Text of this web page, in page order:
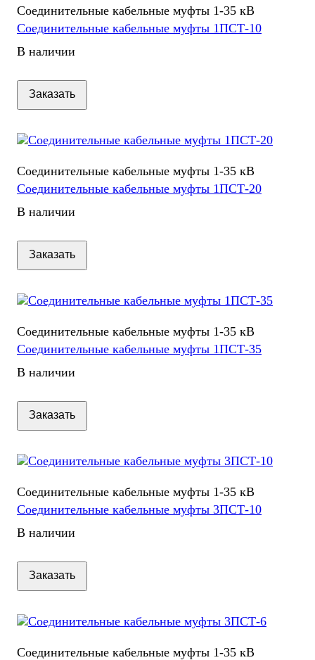
Соединительные кабельные муфты 1-35 кВ
Соединительные кабельные муфты 1ПСТ-10
В наличии
Заказать
Соединительные кабельные муфты 1-35 кВ
Соединительные кабельные муфты 1ПСТ-20
В наличии
Заказать
Соединительные кабельные муфты 1-35 кВ
Соединительные кабельные муфты 1ПСТ-35
В наличии
Заказать
Соединительные кабельные муфты 1-35 кВ
Соединительные кабельные муфты 3ПСТ-10
В наличии
Заказать
Соединительные кабельные муфты 1-35 кВ